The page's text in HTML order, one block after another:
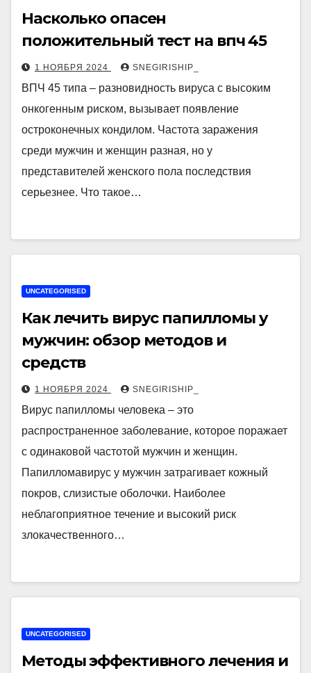
Насколько опасен
положительный тест на впч 45
1 НОЯБРЯ 2024 SNEGIRISHIP_
ВПЧ 45 типа – разновидность вируса с высоким
онкогенным риском, вызывает появление
остроконечных кондилом. Частота заражения
среди мужчин и женщин разная, но у
представителей женского пола последствия
серьезнее. Что такое…
UNCATEGORISED
Как лечить вирус папилломы у
мужчин: обзор методов и
средств
1 НОЯБРЯ 2024 SNEGIRISHIP_
Вирус папилломы человека – это
распространенное заболевание, которое поражает
с одинаковой частотой мужчин и женщин.
Папилломавирус у мужчин затрагивает кожный
покров, слизистые оболочки. Наиболее
неблагоприятное течение и высокий риск
злокачественного…
UNCATEGORISED
Методы эффективного лечения и